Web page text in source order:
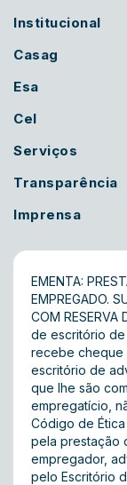
Institucional
Casag
Esa
Cel
Serviços
Transparência
Imprensa
EMENTA:
EMPREGADO.
COM
de escritório de
recebe cheque
escritório de
que lhe são
empregatício,
Código de
pela prestação
empregador,
pelo Escritório